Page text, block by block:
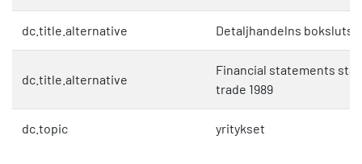
dc.title.alternative Detaljhandelns
dc.title.alternative
Financial statements
trade 1989
dc.topic yritykset